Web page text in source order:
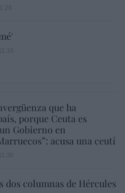
que ha
porque Ceuta es
Gobierno en
acusa una ceutí
dos columnas de Hércules